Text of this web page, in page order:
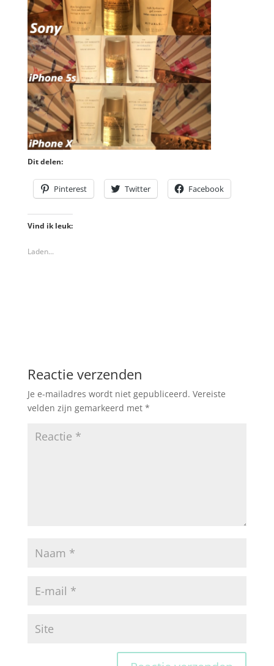
Dit delen:
Pinterest Twitter Facebook
Vind ik leuk:
Laden...
Reactie verzenden
Je e-mailadres wordt niet gepubliceerd. Vereiste
velden zijn gemarkeerd met *